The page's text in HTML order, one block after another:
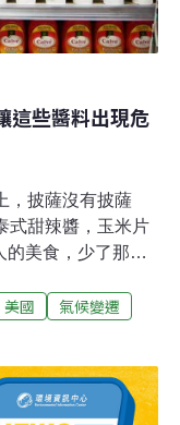
這些醬料出現危
，披薩沒有披薩
式甜辣醬，玉米片
美食，少了那一
料，也面臨短缺危
莫過於番茄的歉
麵醬汁的主要原
義大利麵更是缺它
美國
氣候變遷